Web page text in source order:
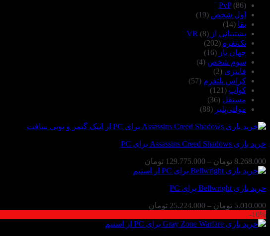
PvP (86)
اول شخص (19)
بقا (14)
پشتیبانی از VR (8)
تک‌نفره (202)
جهان باز (16)
سوم شخص (4)
فانتزی (2)
کراس پلتفرم (57)
کوآپ (121)
مستقل (36)
مولتی‌پلیر (88)
خرید بازی Assassins Creed Shadows برای PC
8.268.000 تومان –
129.775.000 تومان
قیمت:
خرید بازی Bellwright برای PC
5.010.000 تومان –
25.224.000 تومان
5.010.000 تومان
10%-